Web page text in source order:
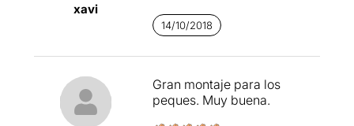
xavi
14/10/2018
Gran montaje para los
peques. Muy buena.